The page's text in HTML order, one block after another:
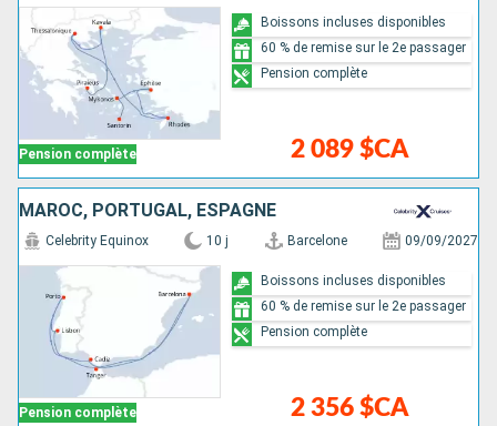
Pension complète 2 089 $CA
Boissons incluses disponibles
60 % de remise sur le 2e passager
Pension complète
MAROC, PORTUGAL, ESPAGNE
Pension complète
Celebrity Equinox 10 j Barcelone 09/09/2027
2 356 $CA
Boissons incluses disponibles
60 % de remise sur le 2e passager
Pension complète